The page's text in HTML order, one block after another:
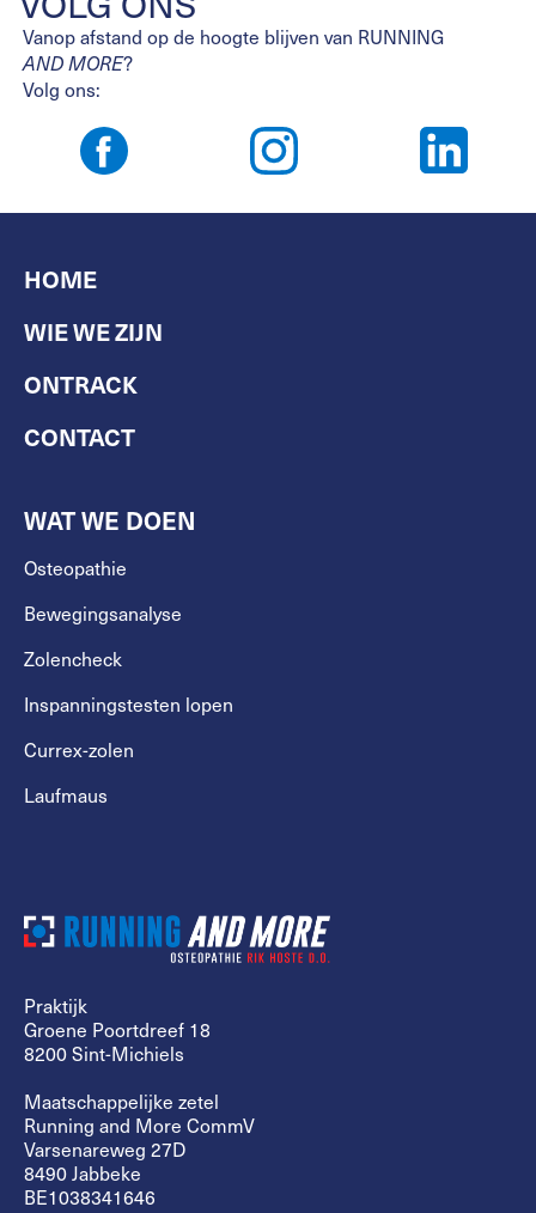
Vanop afstand op de hoogte blijven van RUNNING
AND MORE?
Volg ons:
HOME
WIE WE ZIJN
ONTRACK
CONTACT
WAT WE DOEN
Osteopathie
Bewegingsanalyse
Zolencheck
Inspanningstesten lopen
Currex-zolen
Laufmaus
Praktijk
Groene Poortdreef 18
8200 Sint-Michiels
Maatschappelijke zetel
Running and More CommV
Varsenareweg 27D
8490 Jabbeke
BE1038341646